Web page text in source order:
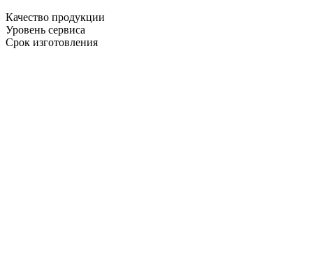
Качество продукции
Уровень сервиса
Срок изготовления